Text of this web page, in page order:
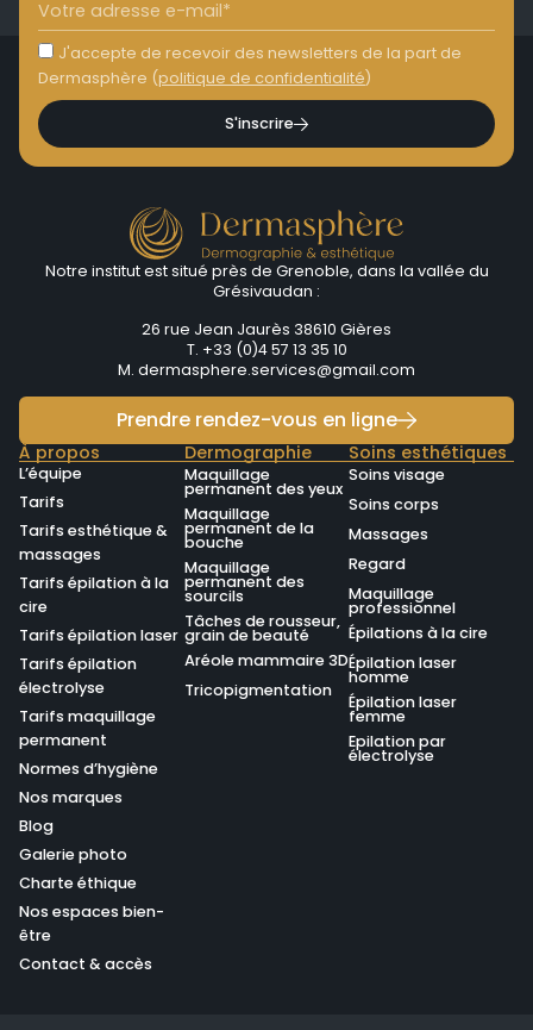
J'accepte de recevoir des newsletters de la part de
Dermasphère (politique de confidentialité)
S'inscrire
Notre institut est situé près de Grenoble, dans la vallée du
Grésivaudan :
26 rue Jean Jaurès 38610 Gières
T. +33 (0)4 57 13 35 10
M. dermasphere.services@gmail.com
Prendre rendez-vous en ligne
À propos
L’équipe
Tarifs
Tarifs esthétique &
massages
Tarifs épilation à la
cire
Tarifs épilation laser
Tarifs épilation
électrolyse
Tarifs maquillage
permanent
Normes d’hygiène
Nos marques
Blog
Galerie photo
Charte éthique
Nos espaces bien-
être
Contact & accès
Dermographie
Maquillage
permanent des yeux
Maquillage
permanent de la
bouche
Maquillage
permanent des
sourcils
Tâches de rousseur,
grain de beauté
Aréole mammaire 3D
Tricopigmentation
Soins esthétiques
Soins visage
Soins corps
Massages
Regard
Maquillage
professionnel
Épilations à la cire
Épilation laser
homme
Épilation laser
femme
Epilation par
électrolyse